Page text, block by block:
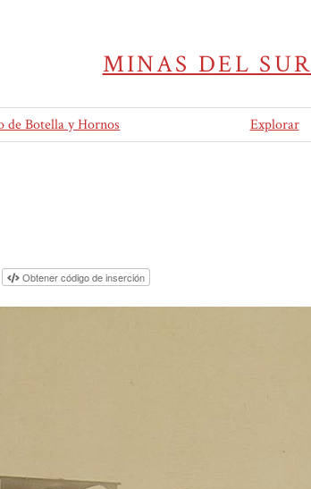
MINAS DEL SUR
de Botella y Hornos Explorar
Obtener código de inserción